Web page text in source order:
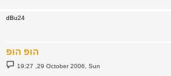
dBu24
הופ הופ
P
o
19:27 ,29 October 2006, Sun